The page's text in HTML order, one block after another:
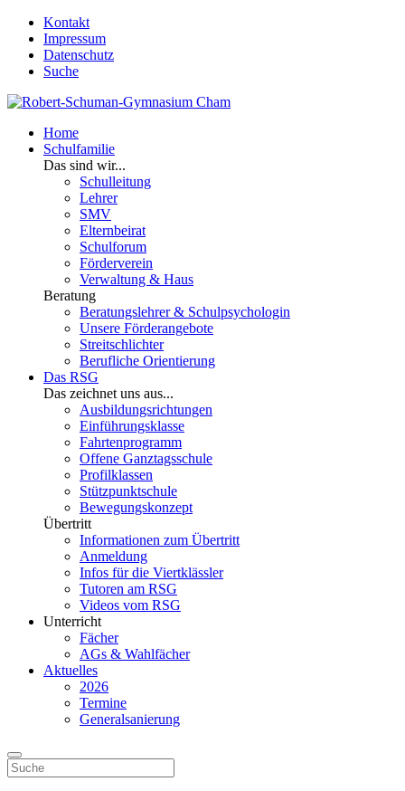
Kontakt
Impressum
Datenschutz
Suche
Home
Schulfamilie
Das sind wir...
Schulleitung
Lehrer
SMV
Elternbeirat
Schulforum
Förderverein
Verwaltung & Haus
Beratung
Beratungslehrer & Schulpsychologin
Unsere Förderangebote
Streitschlichter
Berufliche Orientierung
Das RSG
Das zeichnet uns aus...
Ausbildungsrichtungen
Einführungsklasse
Fahrtenprogramm
Offene Ganztagsschule
Profilklassen
Stützpunktschule
Bewegungskonzept
Übertritt
Informationen zum Übertritt
Anmeldung
Infos für die Viertklässler
Tutoren am RSG
Videos vom RSG
Unterricht
Fächer
AGs & Wahlfächer
Aktuelles
2026
Termine
Generalsanierung